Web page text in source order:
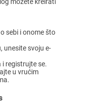
sebi i onome što
unesite svoju e-
registrujte se.
u vrućim